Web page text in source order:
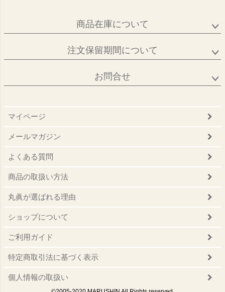
商品在庫について
注文保留期間について
お問合せ
マイページ
メールマガジン
よくある質問
商品の取扱い方法
丸眞が選ばれる理由
ショップについて
ご利用ガイド
特定商取引法に基づく表示
個人情報の取扱い